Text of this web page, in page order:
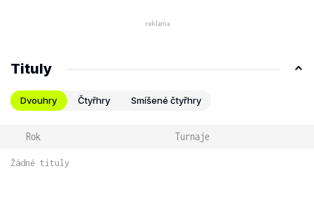
Tituly
Dvouhry Čtyřhry Smíšené čtyřhry
Rok Turnaje
Žádné tituly